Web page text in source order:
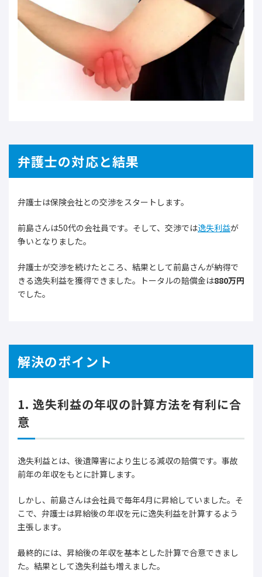
弁護士の対応と結果
弁護士は保険会社との交渉をスタートします。
前島さんは50代の会社員です。そして、交渉では逸失利益が
争いとなりました。
弁護士が交渉を続けたところ、結果として前島さんが納得で
きる逸失利益を獲得できました。トータルの賠償金は880万円
でした。
解決のポイント
1. 逸失利益の年収の計算方法を有利に合
意
逸失利益とは、後遺障害により生じる減収の賠償です。事故
前年の年収をもとに計算します。
しかし、前島さんは会社員で毎年4月に昇給していました。そ
こで、弁護士は昇給後の年収を元に逸失利益を計算するよう
主張します。
最終的には、昇給後の年収を基本とした計算で合意できまし
た。結果として逸失利益も増えました。